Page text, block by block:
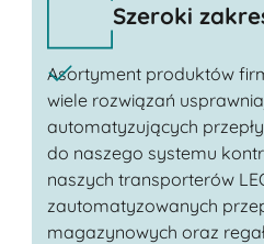
Szeroki
Asortyment produktów
wiele rozwiązań
automatyzujących
do naszego systemu
naszych transporterów
zautomatyzowanych
magazynowych oraz